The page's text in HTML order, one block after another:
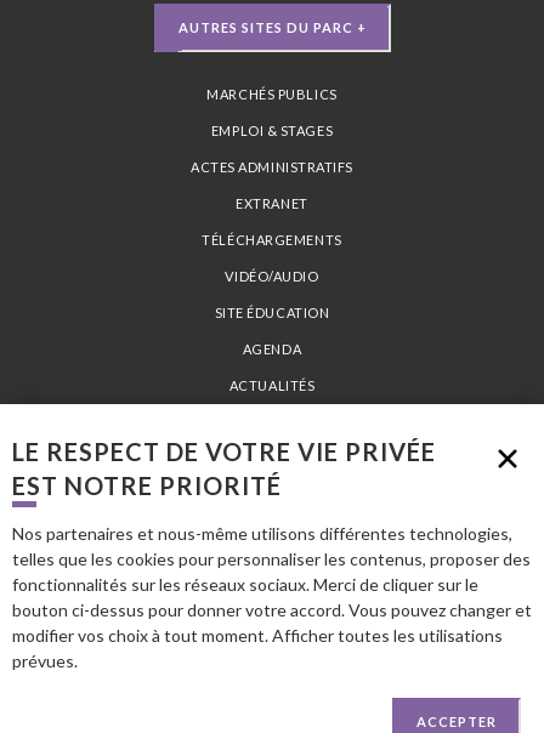
MARCHÉS PUBLICS
EMPLOI & STAGES
ACTES ADMINISTRATIFS
EXTRANET
TÉLÉCHARGEMENTS
VIDÉO/AUDIO
SITE ÉDUCATION
AGENDA
ACTUALITÉS
MENTIONS LÉGALES
AUTRES SITES DU PARC +
PARC NATUREL RÉGIONAL LOIRE-ANJOU-TOURAINE - 15 AVENUE DE LA
LE RESPECT DE VOTRE VIE PRIVÉE
EST NOTRE PRIORITÉ
Nos partenaires et nous-même utilisons différentes technologies,
telles que les cookies pour personnaliser les contenus, proposer des
fonctionnalités sur les réseaux sociaux. Merci de cliquer sur le
bouton ci-dessus pour donner votre accord. Vous pouvez changer et
modifier vos choix à tout moment. Afficher toutes les utilisations
prévues.
ACCEPTER